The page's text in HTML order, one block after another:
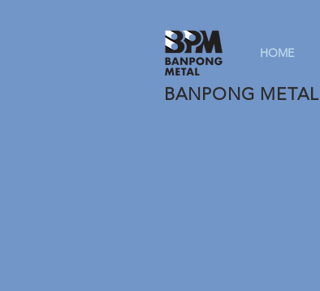
HOME
BANPONG METAL